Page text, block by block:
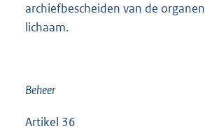
archiefbescheiden van de
lichaam.
Beheer
Artikel 36